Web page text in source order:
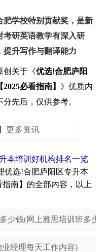
肥学校特别贡献奖，是新
考研英语教学有深入研
提升写作与翻译能力
创关于《优选!合肥庐阳
必看指南】 》优质内
先后，仅供参考。
更多资讯
本培训好机构排名一览
优选!合肥庐阳区专升本
南】的全部内容，以上
少钱(网上雅思培训班多少
经理每天工作内容)